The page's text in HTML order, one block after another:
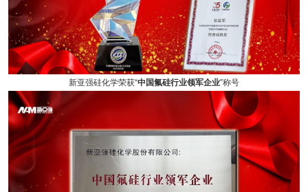
新亚强硅化学荣获“中国氟硅行业领军企业”称号